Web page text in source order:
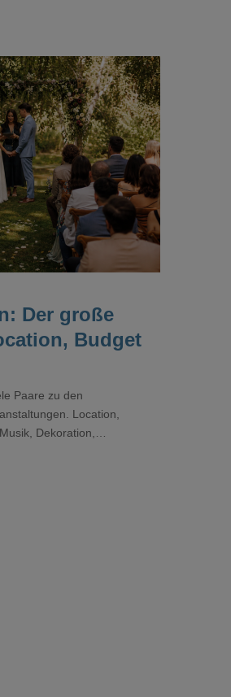
Der große
Budget
Paare zu den
Location,
Dekoration,
zusammenpassen, damit